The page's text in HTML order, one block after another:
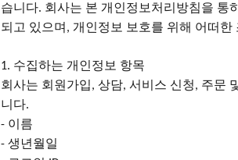
습니다. 회사는 본 개인정보처리방침을 통
되고 있으며 , 개인정보 보호를 위해 어떠
1. 수집하는 개인정보 항목
회사는 회원가입, 상담, 서비스 신청, 주문
니다.
- 이름
- 생년월일